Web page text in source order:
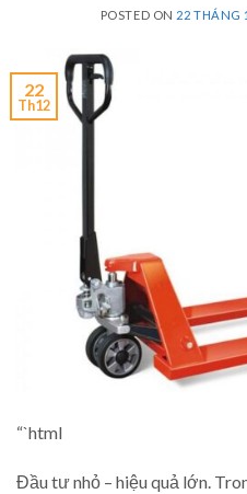
POSTED ON 22 THÁNG
22
Th12
“`html
Đầu tư nhỏ – hiệu quả lớn.